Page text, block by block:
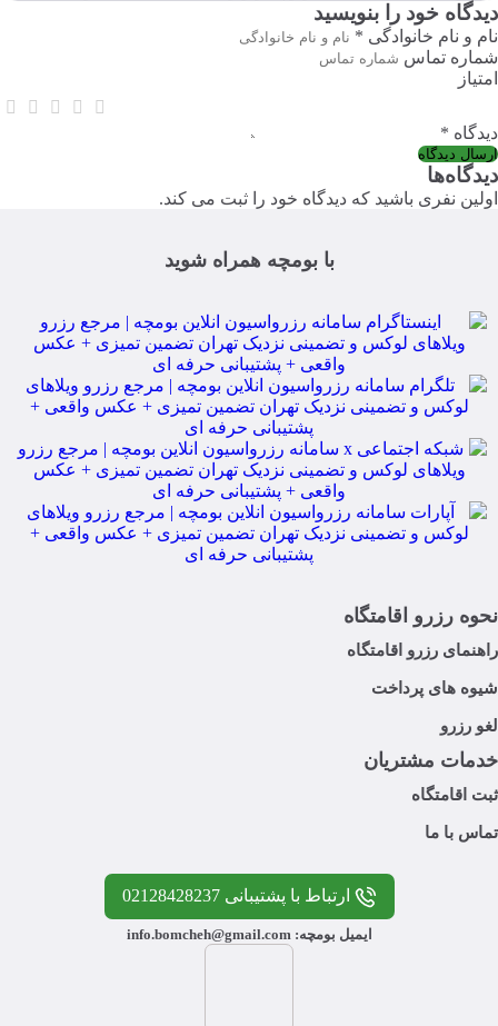
دیدگاه خود را بنویسید
نام و نام خانوادگی *
شماره تماس
امتیاز
دیدگاه *
دیدگاه‌ها
اولین نفری باشید که دیدگاه خود را ثبت می کند.
با بومچه همراه شوید
نحوه رزرو اقامتگاه
راهنمای رزرو اقامتگاه
شیوه های پرداخت
لغو رزرو
خدمات مشتریان
ثبت اقامتگاه
تماس با ما
ارتباط با پشتیبانی 02128428237
ایمیل بومچه: info.bomcheh@gmail.com